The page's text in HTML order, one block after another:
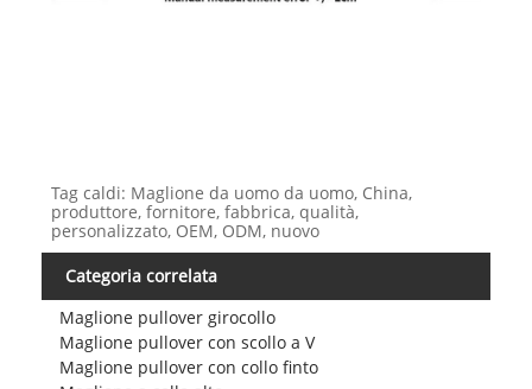
Tag caldi: Maglione da uomo da uomo, China,
produttore, fornitore, fabbrica, qualità,
personalizzato, OEM, ODM, nuovo
Categoria correlata
Maglione pullover girocollo
Maglione pullover con scollo a V
Maglione pullover con collo finto